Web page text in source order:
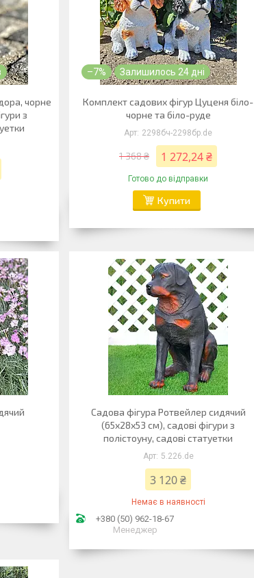
чорне
з
–7% Залишилось 24 дні
Комплект садових фігур Цуценя біло-
чорне та біло-руде
2298бч-2298бр.de
1 368 ₴ 1 272,24 ₴
Готово до відправки
Купити
Садова фігура Ротвейлер сидячий
(65х28х53 см), садові фігури з
полістоуну, садові статуетки
5.226.de
3 120 ₴
Немає в наявності
+380 (50) 962-18-67
Менеджер